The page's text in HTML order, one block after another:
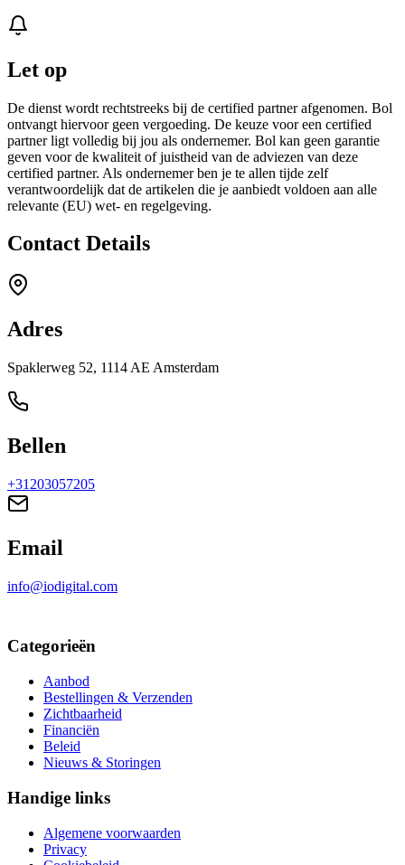
Let op
De dienst wordt rechtstreeks bij de certified partner afgenomen. Bol
ontvangt hiervoor geen vergoeding. De keuze voor een certified
partner ligt volledig bij jou als ondernemer. Bol kan geen garantie
geven voor de kwaliteit of juistheid van de adviezen van deze
certified partner. Als ondernemer ben je te allen tijde zelf
verantwoordelijk dat de artikelen die je aanbiedt voldoen aan alle
relevante (EU) wet- en regelgeving.
Contact Details
Adres
Spaklerweg 52, 1114 AE Amsterdam
Bellen
+31203057205
Email
info@iodigital.com
Categorieën
Aanbod
Bestellingen & Verzenden
Zichtbaarheid
Financiën
Beleid
Nieuws & Storingen
Handige links
Algemene voorwaarden
Privacy